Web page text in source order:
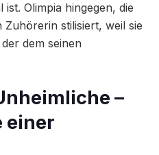
Olimpia hingegen, die
stilisiert, weil sie
dem seinen
–
einer